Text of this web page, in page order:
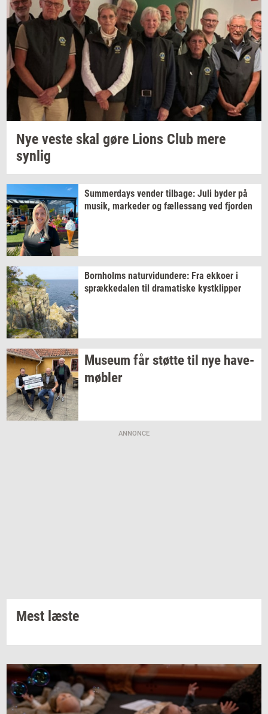
Nye veste skal gøre Lions Club mere
syn­lig
Sum­mer­days ven­der til­ba­ge: Juli byder på
musik, mar­ke­der og fæl­les­sang ved fjor­den
Born­holms na­tur­vi­dun­de­re: Fra ek­ko­er i
spræk­ke­da­len til dra­ma­ti­ske kyst­klip­per
Mu­se­um fårstøt­tetil nye ha­ve­
møb­ler
ANNONCE
Mest læste